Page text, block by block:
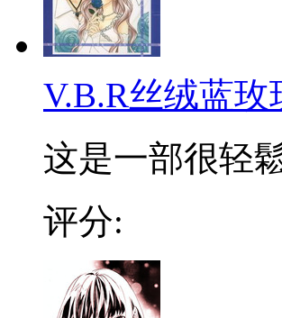
V.B.R丝绒蓝玫
这是一部很轻
评分: